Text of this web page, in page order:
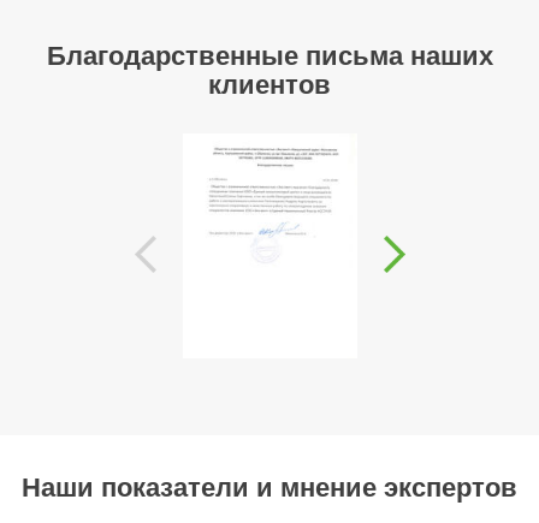
Благодарственные письма наших
клиентов
Наши показатели и мнение экспертов